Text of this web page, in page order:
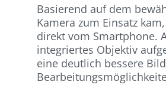
Basierend auf dem
Kamera zum Einsatz
direkt vom Smartphone.
integriertes Objektiv
eine deutlich bessere